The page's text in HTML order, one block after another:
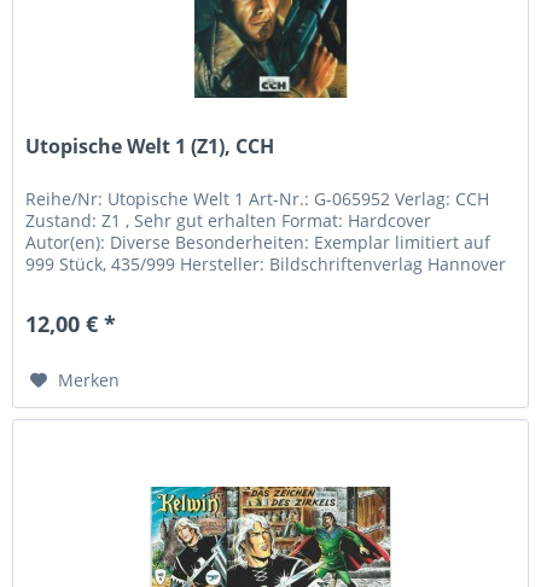
Utopische Welt 1 (Z1), CCH
Reihe/Nr: Utopische Welt 1 Art-Nr.: G-065952 Verlag: CCH
Zustand: Z1 , Sehr gut erhalten Format: Hardcover
Autor(en): Diverse Besonderheiten: Exemplar limitiert auf
999 Stück, 435/999 Hersteller: Bildschriftenverlag Hannover
12,00 € *
Merken